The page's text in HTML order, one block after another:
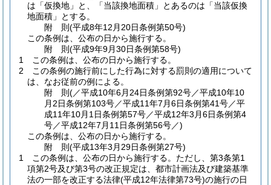
は「仮換地」と、「当該換地面積」とあるのは「当該仮換
地面積」とする。
附 則(平成8年12月20日条例第50号)
この条例は、公布の日から施行する。
附 則(平成9年9月30日条例第58号)
1
この条例は、公布の日から施行する。
2
この条例の施行前にした行為に対する罰則の適用について
は、なお従前の例による。
附 則(／平成10年6月24日条例第92号／平成10年10
月2日条例第103号／平成11年7月6日条例第41号／平
成11年10月1日条例第57号／平成12年3月6日条例第4
号／平成12年7月11日条例第56号／)
この条例は、公布の日から施行する。
附 則(平成13年3月29日条例第27号)
1
この条例は、公布の日から施行する。 ただし、第3条第1
項第2号及び第3号の改正規定は、都市計画法及び建築基準
法の一部を改正する法律(平成12年法律第73号)の施行の日